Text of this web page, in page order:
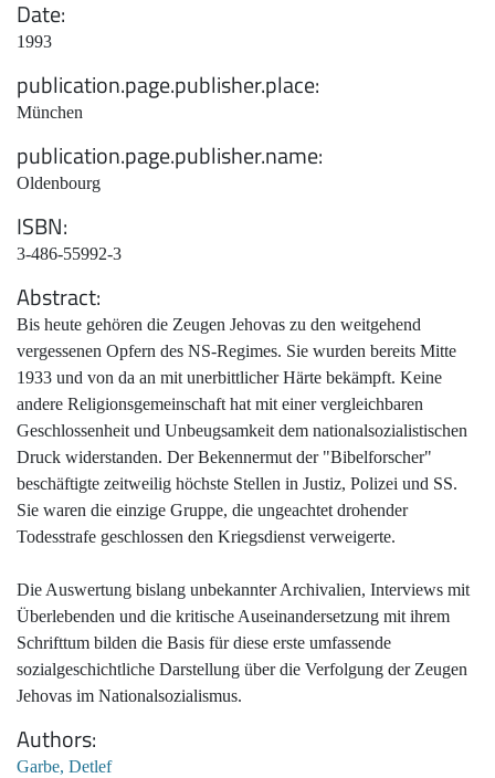
Date
1993
publication.page.publisher.place
München
publication.page.publisher.name
Oldenbourg
ISBN
3-486-55992-3
Abstract
Bis heute gehören die Zeugen Jehovas zu den weitgehend
vergessenen Opfern des NS-Regimes. Sie wurden bereits Mitte
1933 und von da an mit unerbittlicher Härte bekämpft. Keine
andere Religionsgemeinschaft hat mit einer vergleichbaren
Geschlossenheit und Unbeugsamkeit dem nationalsozialistischen
Druck widerstanden. Der Bekennermut der "Bibelforscher"
beschäftigte zeitweilig höchste Stellen in Justiz, Polizei und SS.
Sie waren die einzige Gruppe, die ungeachtet drohender
Todesstrafe geschlossen den Kriegsdienst verweigerte.
Die Auswertung bislang unbekannter Archivalien, Interviews mit
Überlebenden und die kritische Auseinandersetzung mit ihrem
Schrifttum bilden die Basis für diese erste umfassende
sozialgeschichtliche Darstellung über die Verfolgung der Zeugen
Jehovas im Nationalsozialismus.
Authors
Garbe, Detlef